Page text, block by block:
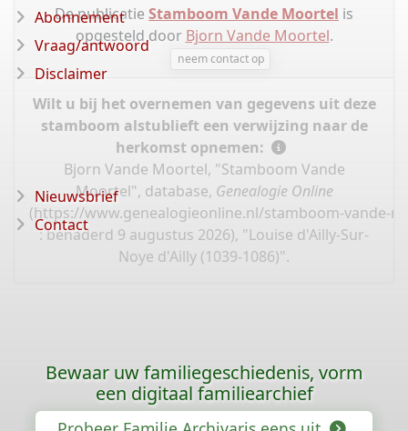
De publicatie Stamboom Vande Moortel is
opgesteld door Bjorn Vande Moortel.
neem contact op
Wilt u bij het overnemen van gegevens uit deze
stamboom alstublieft een verwijzing naar de
herkomst opnemen:
Bjorn Vande Moortel, "Stamboom Vande
Moortel", database, Genealogie Online
(https://www.genealogieonline.nl/stamboom-vande-
: benaderd 9 augustus 2026), "Louise d'Ailly-Sur-
Noye d'Ailly (1039-1086)".
Abonnement
Vraag/antwoord
Disclaimer
Nieuwsbrief
Contact
Bewaar uw familiegeschiedenis, vorm
een digitaal familiearchief